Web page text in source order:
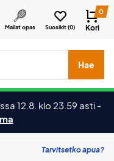
Mailat opas Suosikit (0)
0
Kori
Hae
12.8. klo 23.59 asti -
Tarvitsetko apua?